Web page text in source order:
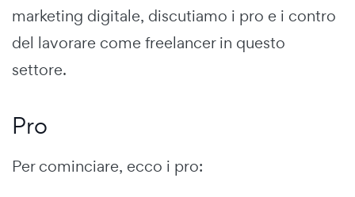
marketing digitale, discutiamo i pro e i contro
del lavorare come freelancer in questo
settore.
Pro
Per cominciare, ecco i pro: